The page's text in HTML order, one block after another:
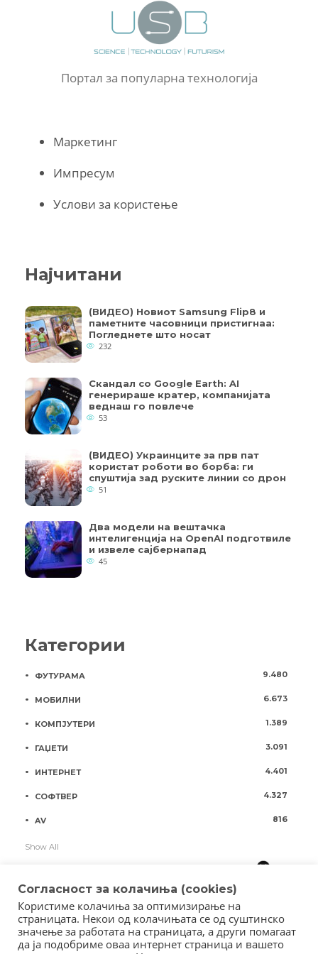
Портал за популарна технологија
Маркетинг
Импресум
Услови за користење
Најчитани
(ВИДЕО) Новиот Samsung Flip8 и
паметните часовници пристигнаа:
Погледнете што носат
232
Скандал со Google Earth: AI
генерираше кратер, компанијата
веднаш го повлече
53
(ВИДЕО) Украинците за прв пат
користат роботи во борба: ги
спуштија зад руските линии со дрон
51
Два модели на вештачка
интелигенција на OpenAI подготвиле
и извеле сајбернапад
45
Категории
ФУТУРАМА 9.480
МОБИЛНИ 6.673
КОМПЈУТЕРИ 1.389
ГАЏЕТИ 3.091
ИНТЕРНЕТ 4.401
СОФТВЕР 4.327
AV 816
Show All
Согласност за колачиња (cookies)
Користиме колачиња за оптимизирање на
страницата. Некои од колачињата се од суштинско
значење за работата на страницата, а други помагаат
да ја подобриме оваа интернет страница и вашето